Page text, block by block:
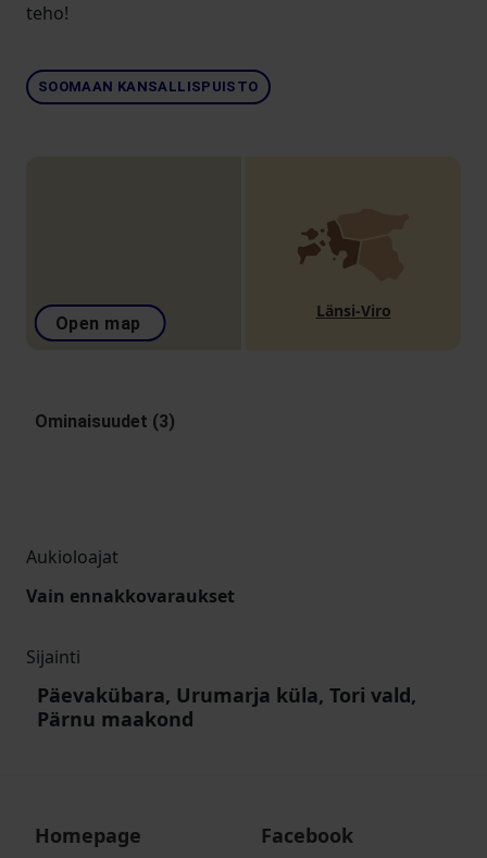
teho!
SOOMAAN KANSALLISPUISTO
Open map
Länsi-Viro
Ominaisuudet (3)
Aukioloajat
Vain ennakkovaraukset
Sijainti
Päevakübara, Urumarja küla, Tori vald,
Pärnu maakond
Homepage Facebook